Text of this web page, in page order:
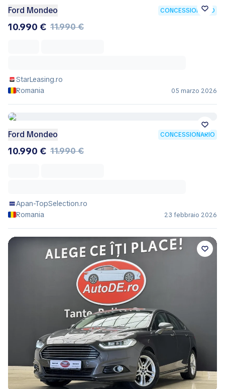
Ford Mondeo
StarLeasing.ro
Romania
05 marzo 2026
Ford Mondeo
Apan-TopSelection.ro
Romania
23 febbraio 2026